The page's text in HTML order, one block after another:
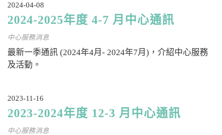
2024-04-08
2024-2025年度 4-7 月中心通訊
中心服務消息
最新一季通訊 (2024年4月- 2024年7月)，介紹中心服務
及活動。
2023-11-16
2023-2024年度 12-3 月中心通訊
中心服務消息